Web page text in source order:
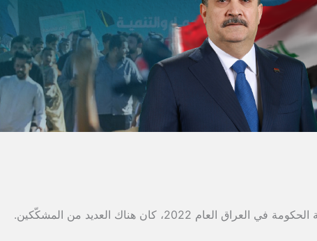
عندما تولّى محمّد شيّاع السوداني رئاسة الحكومة في العراق العام 2022، كان هناك العديد من المشكّكين.